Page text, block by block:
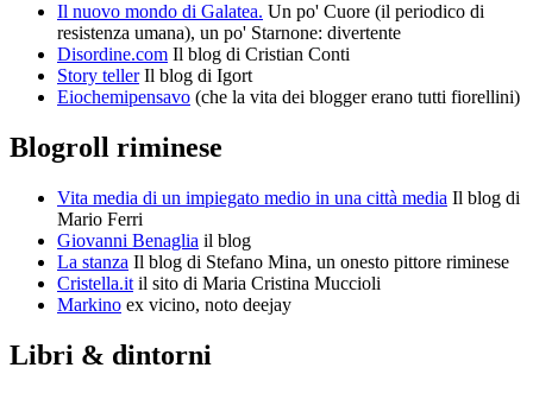
Il nuovo mondo di Galatea. Un po' Cuore (il periodico di
resistenza umana), un po' Starnone: divertente
Disordine.com Il blog di Cristian Conti
Story tellerIl blog di Igort
Eiochemipensavo (che la vita dei blogger erano tutti fiorellini)
Blogroll riminese
Vita media di un impiegato medio in una città media Il blog di
Mario Ferri
Giovanni Benaglia il blog
La stanza Il blog di Stefano Mina, un onesto pittore riminese
Cristella.it il sito di Maria Cristina Muccioli
Markino ex vicino, noto deejay
Libri & dintorni